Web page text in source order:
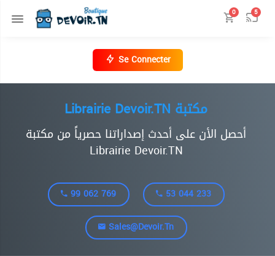
0 5
Se Connecter
Librairie Devoir.TN مكتبة
أحصل الأن على أحدث إصداراتنا حصرياً من مكتبة
Librairie Devoir.TN
99 062 769
53 044 233
Sales@devoir.tn